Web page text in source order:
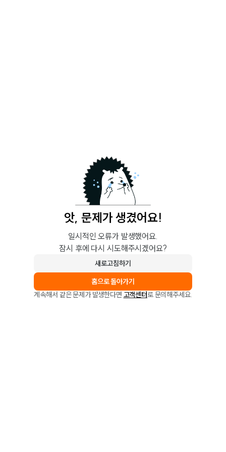
앗, 문제가 생겼어요!
일시적인 오류가 발생했어요.
잠시 후에 다시 시도해주시겠어요?
새로고침하기
홈으로 돌아가기
계속해서 같은 문제가 발생한다면 고객센터로 문의해주세요.